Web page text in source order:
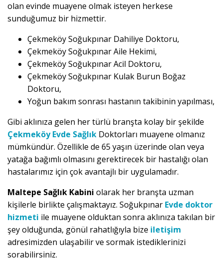
olan evinde muayene olmak isteyen herkese
sunduğumuz bir hizmettir.
Çekmeköy Soğukpınar Dahiliye Doktoru,
Çekmeköy Soğukpınar Aile Hekimi,
Çekmeköy Soğukpınar Acil Doktoru,
Çekmeköy Soğukpınar Kulak Burun Boğaz
Doktoru,
Yoğun bakım sonrası hastanın takibinin yapılması,
Gibi aklınıza gelen her türlü branşta kolay bir şekilde
Çekmeköy Evde Sağlık Doktorları muayene olmanız
mümkündür. Özellikle de 65 yaşın üzerinde olan veya
yatağa bağımlı olmasını gerektirecek bir hastalığı olan
hastalarımız için çok avantajlı bir uygulamadır.
Maltepe Sağlık Kabini olarak her branşta uzman
kişilerle birlikte çalışmaktayız. Soğukpınar Evde doktor
hizmeti ile muayene olduktan sonra aklınıza takılan bir
şey olduğunda, gönül rahatlığıyla bize iletişim
adresimizden ulaşabilir ve sormak istediklerinizi
sorabilirsiniz.